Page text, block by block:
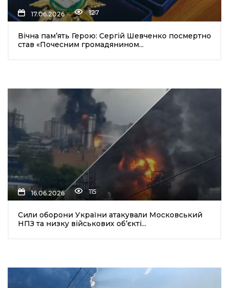
17.06.2026 127
Вічна пам’ять Герою: Сергій Шевченко посмертно
став «Почесним громадянином...
16.06.2026 115
Сили оборони України атакували Московський
НПЗ та низку військових об’єкті...